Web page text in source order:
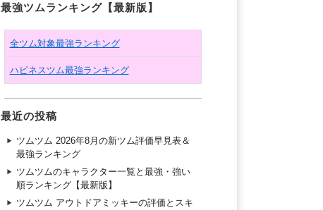
最強ツムランキング【最新版】
全ツム対象最強ランキング
ハピネスツム最強ランキング
最近の投稿
ツムツム 2026年8月の新ツム評価早見表＆
最強ランキング
ツムツムのキャラクター一覧と最強・強い
順ランキング【最新版】
ツムツム アウトドアミッキーの評価とスキ